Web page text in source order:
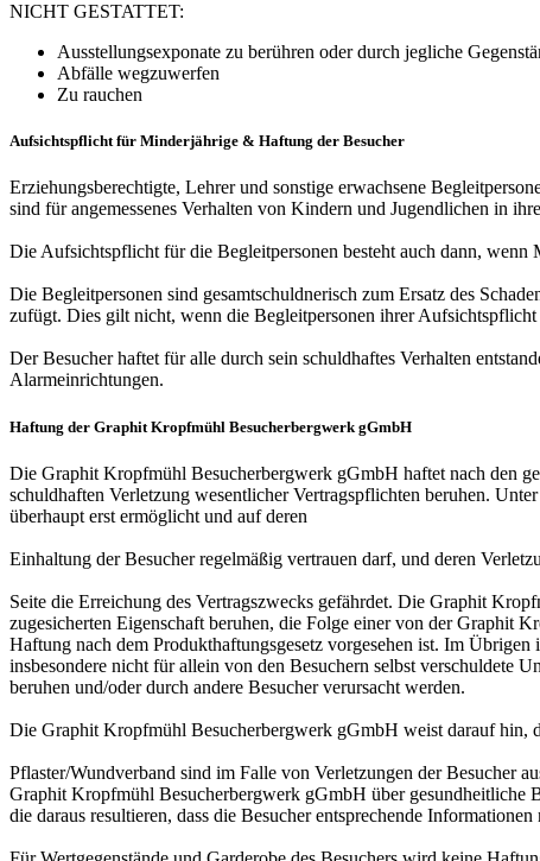
NICHT GESTATTET:
Ausstellungsexponate zu berühren oder durch jegliche
Abfälle wegzuwerfen
Zu rauchen
Aufsichtspflicht für Minderjährige & Haftung der Besucher
Erziehungsberechtigte, Lehrer und sonstige erwachsene
sind für angemessenes Verhalten von Kindern und Jugendlichen in
Die Aufsichtspflicht für die Begleitpersonen besteht auch dann,
Die Begleitpersonen sind gesamtschuldnerisch zum Ersatz des
zufügt. Dies gilt nicht, wenn die Begleitpersonen ihrer
Der Besucher haftet für alle durch sein schuldhaftes Verhalten
Alarmeinrichtungen.
Haftung der Graphit Kropfmühl Besucherbergwerk gGmbH
Die Graphit Kropfmühl Besucherbergwerk gGmbH haftet nach den
schuldhaften Verletzung wesentlicher Vertragspflichten beruhen.
überhaupt erst ermöglicht und auf deren
Einhaltung der Besucher regelmäßig vertrauen darf, und deren
Seite die Erreichung des Vertragszwecks gefährdet. Die Graphit
zugesicherten Eigenschaft beruhen, die Folge einer von der Graphit
Haftung nach dem Produkthaftungsgesetz vorgesehen ist. Im
insbesondere nicht für allein von den Besuchern selbst verschuldete
beruhen und/oder durch andere Besucher verursacht werden.
Die Graphit Kropfmühl Besucherbergwerk gGmbH weist darauf hin,
Pflaster/Wundverband sind im Falle von Verletzungen der Besucher
Graphit Kropfmühl Besucherbergwerk gGmbH über gesundheitliche
die daraus resultieren, dass die Besucher entsprechende